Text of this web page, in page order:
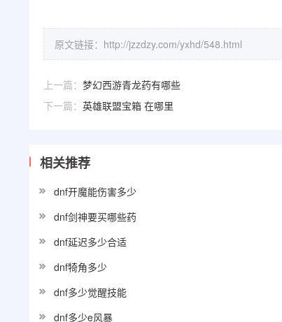
原文链接： http://jzzdzy.com/yxhd/548.html
上一篇： 梦幻西游青龙药有哪些
下一篇： 英雄联盟宝箱 在哪里
相关推荐
dnf开魔能伤害多少
dnf剑神要买哪些药
dnf延迟多少合适
dnf犄角多少
dnf多少觉醒技能
dnf多少e风暴